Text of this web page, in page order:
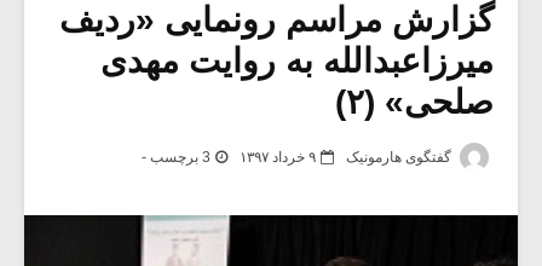
گزارش مراسم رونمایی «ردیف
میرزاعبدالله به روایت مهدی
صلحی» (۲)
گفتگوی هارمونیک ۹ خرداد ۱۳۹۷ 3 برچسب -